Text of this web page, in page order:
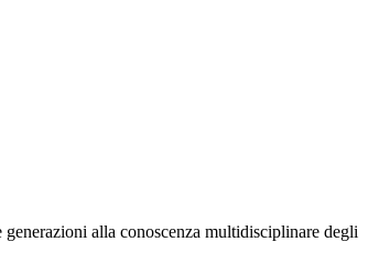
alla conoscenza multidisciplinare degli